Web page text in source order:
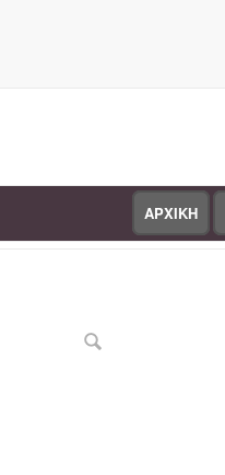
ΑΡΧΙΚΗ
Κατάστημα